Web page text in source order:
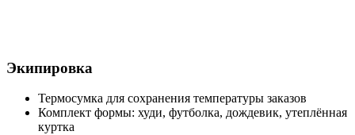
Экипировка
Термосумка для сохранения температуры заказов
Комплект формы: худи, футболка, дождевик, утеплённая
куртка